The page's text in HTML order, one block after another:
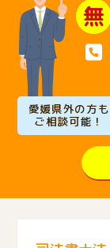
無
愛媛県外の方も
ご相談可能！